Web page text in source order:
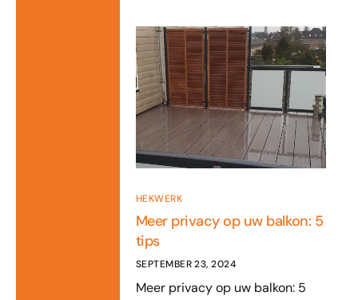
HEKWERK
Meer privacy op uw balkon: 5
tips
SEPTEMBER 23, 2024
Meer privacy op uw balkon: 5